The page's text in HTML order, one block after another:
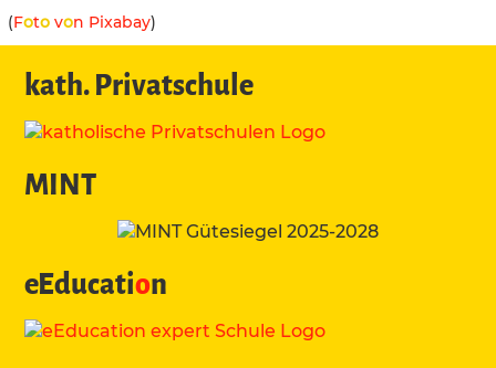
(Foto von Pixabay)
kath. Privatschule
MINT
eEducation